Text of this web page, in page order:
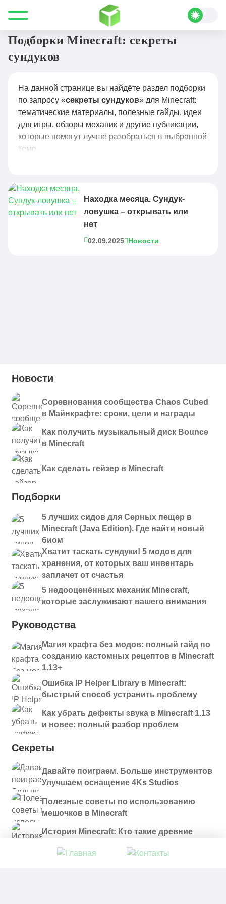
Все для Minecraft секреты сундуков
Подборки Minecraft: секреты
сундуков
На данной странице вы найдёте раздел подборки
по запросу «секреты сундуков» для Minecraft:
тематические материалы, полезные гайды, идеи
для игры, обзоры механик и другие публикации,
которые помогут лучше разобраться в выбранной
теме.
Находка месяца. Сундук-
ловушка – открывать или
нет
02.09.2025 Новости
Новости
Соревнования сообщества Chaos Cubed
в Майнкрафте: сроки, цели и награды
Как получить музыкальный диск Bounce
в Minecraft
Как сделать гейзер в Minecraft
Подборки
5 лучших сидов для Серных пещер в
Minecraft (Java Edition). Где найти новый
биом
Хватит таскать сундуки! 5 модов для
хранения, от которых ваш инвентарь
заплачет от счастья
5 недооценённых механик Minecraft,
которые заслуживают вашего внимания
Руководства
Магия крафта без модов: полный гайд по
созданию кастомных рецептов в Minecraft
1.13+
Ошибка IP Helper Library в Minecraft:
быстрый способ устранить проблему
Как убрать дефекты звука в Minecraft 1.13
и новее: полный разбор проблем
Секреты
Давайте поиграем. Больше инструментов
Улучшаем оснащение 4Ks Studios
Полезные советы по использованию
мешочков в Minecraft
История Minecraft: Кто такие древние